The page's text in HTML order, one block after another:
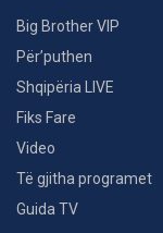
Big Brother VIP
Për’puthen
Shqipëria LIVE
Fiks Fare
Video
Të gjitha programet
Guida TV